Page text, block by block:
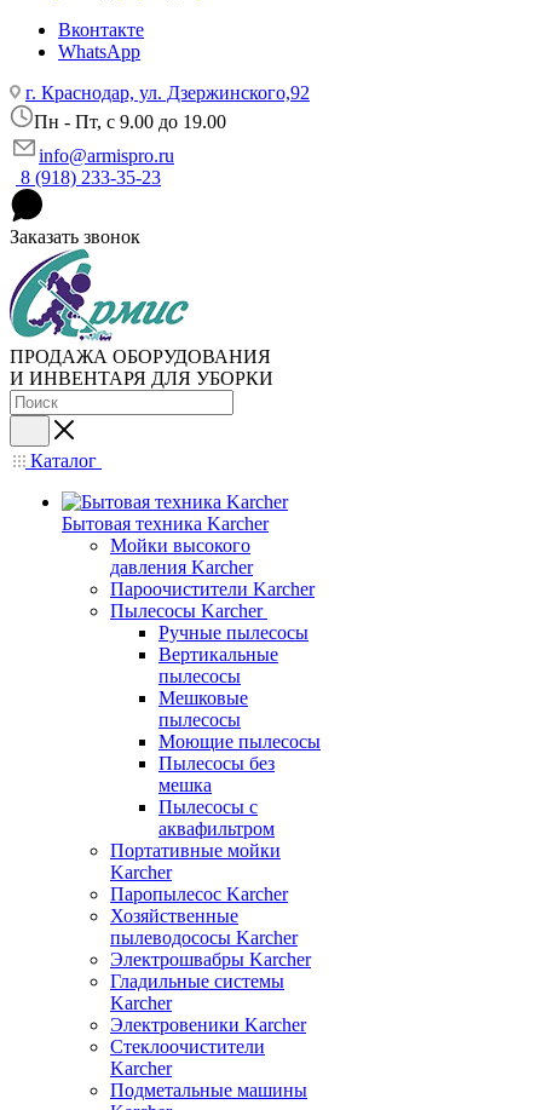
Вконтакте
WhatsApp
г. Краснодар, ул. Дзержинского,92
Пн - Пт, c 9.00 до 19.00
info@armispro.ru
8 (918) 233-35-23
Заказать звонок
ПРОДАЖА ОБОРУДОВАНИЯ
И ИНВЕНТАРЯ ДЛЯ УБОРКИ
Каталог
Бытовая техника Karcher
Мойки высокого
давления Karcher
Пароочистители Karcher
Пылесосы Karcher
Ручные пылесосы
Вертикальные
пылесосы
Мешковые
пылесосы
Моющие пылесосы
Пылесосы без
мешка
Пылесосы с
аквафильтром
Портативные мойки
Karcher
Паропылесос Karcher
Хозяйственные
пылеводососы Karcher
Электрошвабры Karcher
Гладильные системы
Karcher
Электровеники Karcher
Стеклоочистители
Karcher
Подметальные машины